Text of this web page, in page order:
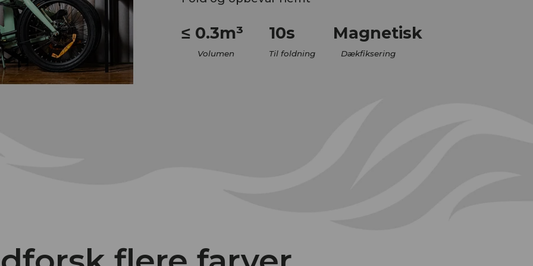
≤ 0.3m³
Volumen
10s
Til foldning
Magnetisk
Dækfiksering